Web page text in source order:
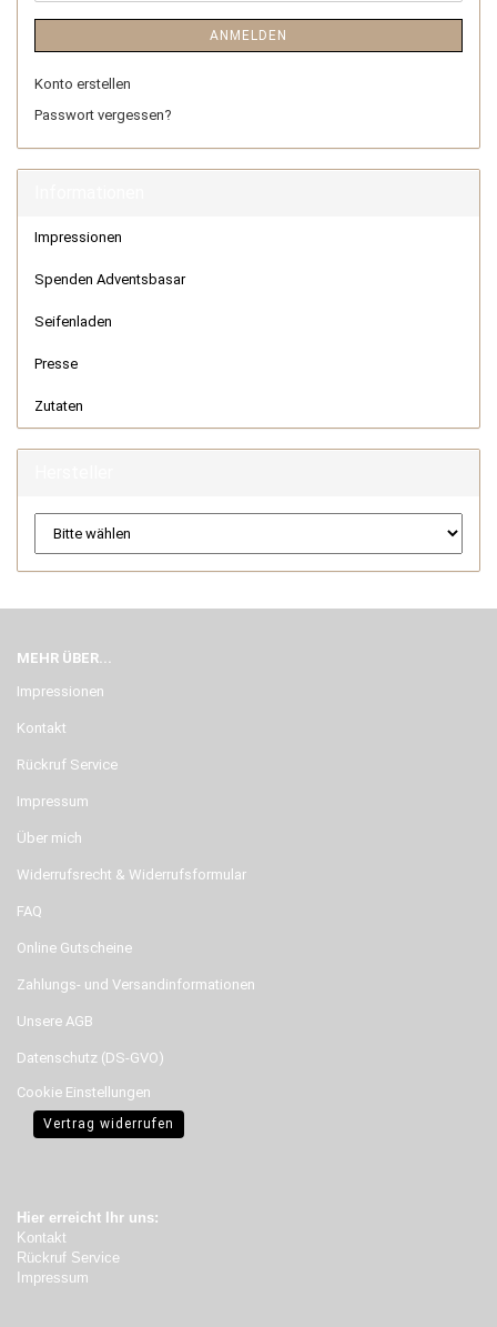
ANMELDEN
Konto erstellen
Passwort vergessen?
Impressionen
Spenden Adventsbasar
Seifenladen
Presse
Zutaten
MEHR ÜBER...
Impressionen
Kontakt
Rückruf Service
Impressum
Über mich
Widerrufsrecht & Widerrufsformular
FAQ
Online Gutscheine
Zahlungs- und Versandinformationen
Unsere AGB
Datenschutz (DS-GVO)
Cookie Einstellungen
Vertrag widerrufen
Hier erreicht Ihr uns:
Kontakt
Rückruf Service
Impressum